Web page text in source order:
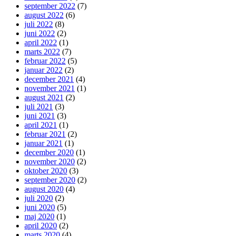
september 2022 (7)
august 2022 (6)
juli 2022 (8)
juni 2022 (2)
april 2022 (1)
marts 2022 (7)
februar 2022 (5)
januar 2022 (2)
december 2021 (4)
november 2021 (1)
august 2021 (2)
juli 2021 (3)
juni 2021 (3)
april 2021 (1)
februar 2021 (2)
januar 2021 (1)
december 2020 (1)
november 2020 (2)
oktober 2020 (3)
september 2020 (2)
august 2020 (4)
juli 2020 (2)
juni 2020 (5)
maj 2020 (1)
april 2020 (2)